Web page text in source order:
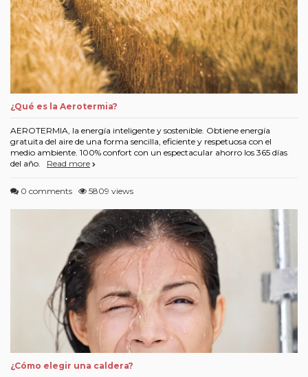
¿Qué es la Aerotermia?
AEROTERMIA, la energía inteligente y sostenible. Obtiene energía
gratuita del aire de una forma sencilla, eficiente y respetuosa con el
medio ambiente. 100% confort con un espectacular ahorro los 365 días
del año. Read more
0 comments 5809 views
¿Cómo elegir una caldera?